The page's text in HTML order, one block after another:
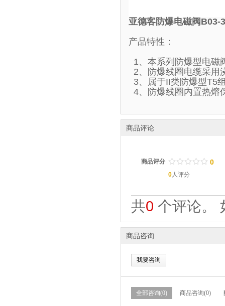
亚德客防爆电磁阀B03-
产品特性：
1、本系列防爆型电磁
2、防爆线圈电缆采用
3、属于II类防爆型T5
4、防爆线圈内置热熔
商品评论
商品评分 / / / / /
. . . . . 0
0人评分
共0 个评论。
商品咨询
我要咨询
全部咨询(0) 商品咨询(0)